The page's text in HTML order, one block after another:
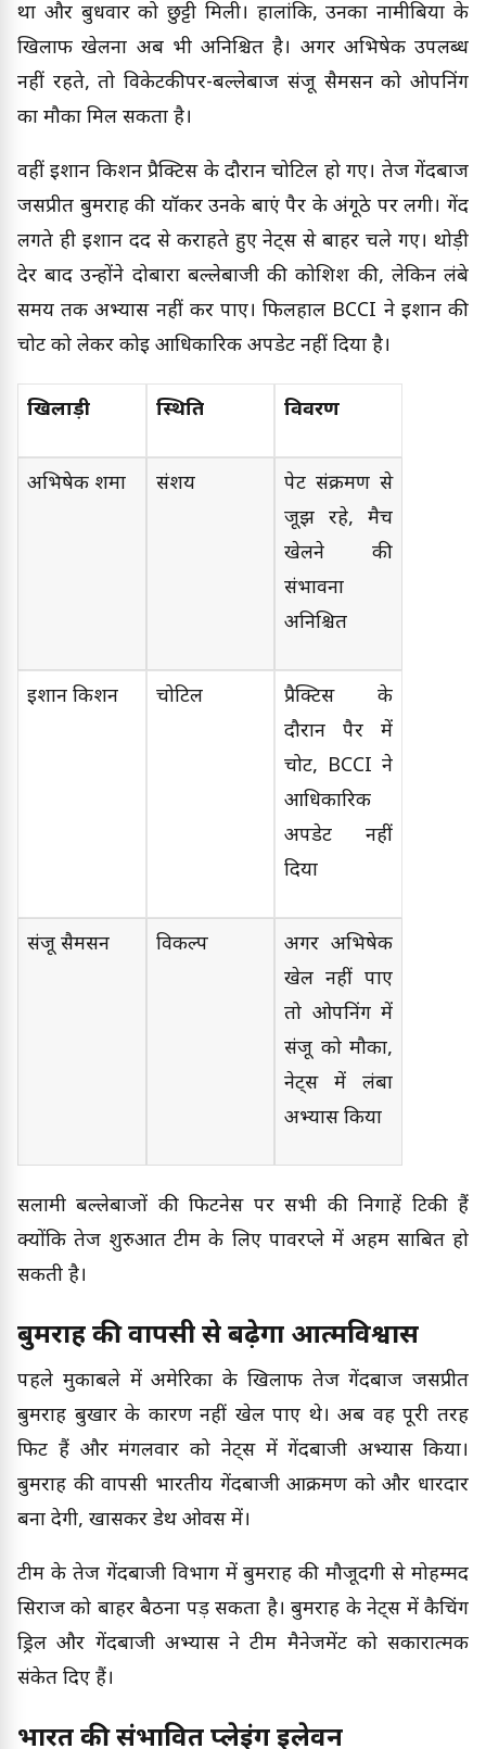
था और बुधवार को छुट्टी मिली। हालांकि, उनका नामीबिया के
खिलाफ खेलना अब भी अनिश्चित है। अगर अभिषेक उपलब्ध
नहीं रहते, तो विकेटकीपर-बल्लेबाज संजू सैमसन को ओपनिंग
का मौका मिल सकता है।
वहीं ईशान किशन प्रैक्टिस के दौरान चोटिल हो गए। तेज गेंदबाज
जसप्रीत बुमराह की यॉर्कर उनके बाएं पैर के अंगूठे पर लगी। गेंद
लगते ही ईशान दर्द से कराहते हुए नेट्स से बाहर चले गए। थोड़ी
देर बाद उन्होंने दोबारा बल्लेबाजी की कोशिश की, लेकिन लंबे
समय तक अभ्यास नहीं कर पाए। फिलहाल BCCI ने ईशान की
चोट को लेकर कोई आधिकारिक अपडेट नहीं दिया है।
खिलाड़ी स्थिति विवरण
अभिषेक शर्मा संशय
पेट संक्रमण से
जूझ रहे, मैच
खेलने की
संभावना
अनिश्चित
ईशान किशन चोटिल
प्रैक्टिस के
दौरान पैर में
चोट, BCCI ने
आधिकारिक
अपडेट नहीं
दिया
संजू सैमसन विकल्प
अगर अभिषेक
खेल नहीं पाए
तो ओपनिंग में
संजू को मौका,
नेट्स में लंबा
अभ्यास किया
सलामी बल्लेबाजों की फिटनेस पर सभी की निगाहें टिकी हैं
क्योंकि तेज शुरुआत टीम के लिए पावरप्ले में अहम साबित हो
सकती है।
बुमराह की वापसी से बढ़ेगा आत्मविश्वास
पहले मुकाबले में अमेरिका के खिलाफ तेज गेंदबाज जसप्रीत
बुमराह बुखार के कारण नहीं खेल पाए थे। अब वह पूरी तरह
फिट हैं और मंगलवार को नेट्स में गेंदबाजी अभ्यास किया।
बुमराह की वापसी भारतीय गेंदबाजी आक्रमण को और धारदार
बना देगी, खासकर डेथ ओवर्स में।
टीम के तेज गेंदबाजी विभाग में बुमराह की मौजूदगी से मोहम्मद
सिराज को बाहर बैठना पड़ सकता है। बुमराह के नेट्स में कैचिंग
ड्रिल और गेंदबाजी अभ्यास ने टीम मैनेजमेंट को सकारात्मक
संकेत दिए हैं।
भारत की संभावित प्लेइंग इलेवन